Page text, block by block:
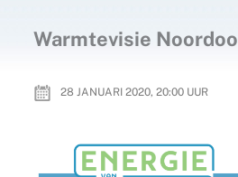
Warmtevisie
28 JANUARI 2020, 20:00UUR